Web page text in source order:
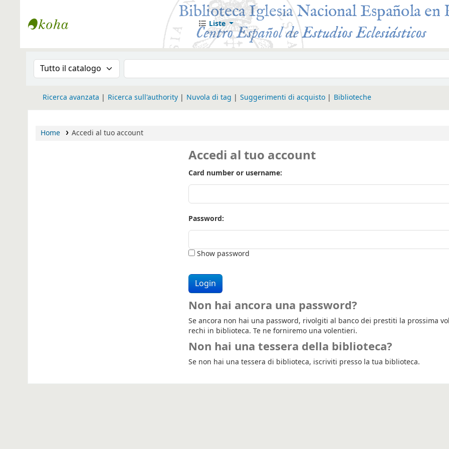
Biblioteca Iglesia Nacional Española en Roma
Liste
Cronologia della ricercaSearch the catalog
Ricerca avanzata Ricerca sull'authority Nuvola di tag Suggerimenti di acquisto Biblioteche
Home Accedi al tuo account
Accedi al tuo account
Card number or username:
Password:
Show password
Non hai ancora una password?
Se ancora non hai una password, rivolgiti al banco dei prestiti la prossima
rechi in biblioteca. Te ne forniremo una volentieri.
Non hai una tessera della biblioteca?
Se non hai una tessera di biblioteca, iscriviti presso la tua biblioteca.